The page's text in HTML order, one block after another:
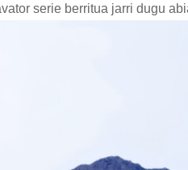
serie berritua jarri dugu